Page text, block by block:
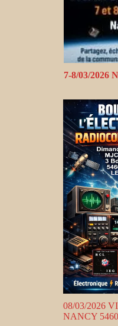
7-8/03/2026
08/03/2026
NANCY